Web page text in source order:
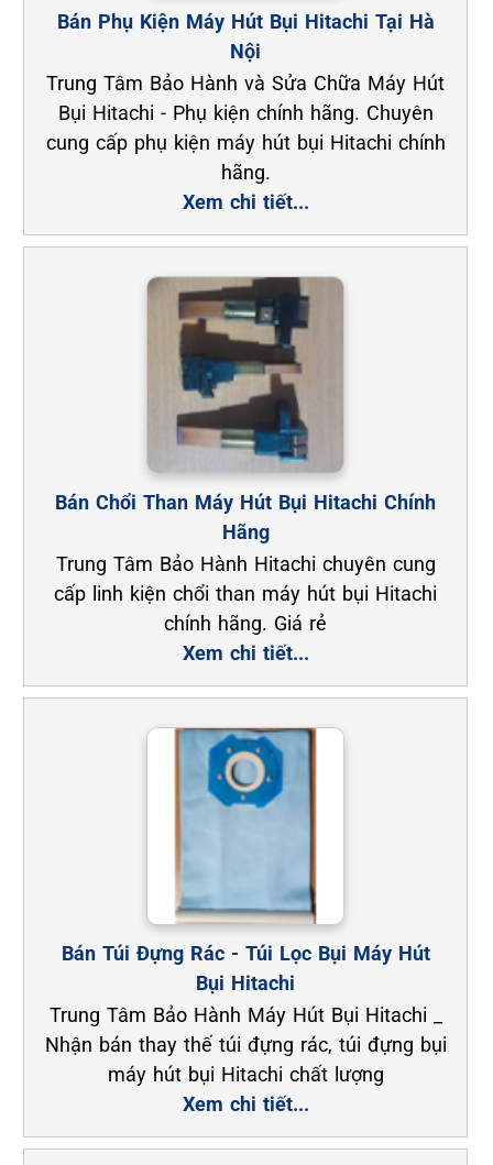
Bán Phụ Kiện Máy Hút Bụi Hitachi Tại Hà
Nội
Trung Tâm Bảo Hành và Sửa Chữa Máy Hút
Bụi Hitachi - Phụ kiện chính hãng. Chuyên
cung cấp phụ kiện máy hút bụi Hitachi chính
hãng.
Xem chi tiết...
Bán Chổi Than Máy Hút Bụi Hitachi Chính
Hãng
Trung Tâm Bảo Hành Hitachi chuyên cung
cấp linh kiện chổi than máy hút bụi Hitachi
chính hãng. Giá rẻ
Xem chi tiết...
Bán Túi Đựng Rác - Túi Lọc Bụi Máy Hút
Bụi Hitachi
Trung Tâm Bảo Hành Máy Hút Bụi Hitachi _
Nhận bán thay thế túi đựng rác, túi đựng bụi
máy hút bụi Hitachi chất lượng
Xem chi tiết...